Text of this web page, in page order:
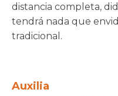
distancia completa,
tendrá nada que
tradicional.
Auxilia